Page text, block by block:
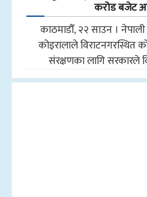
करोड बजेट
काठमाडौँ, २२ साउन ।
कोइरालाले विराटनगरस्थित
संरक्षणका लागि सरकारले